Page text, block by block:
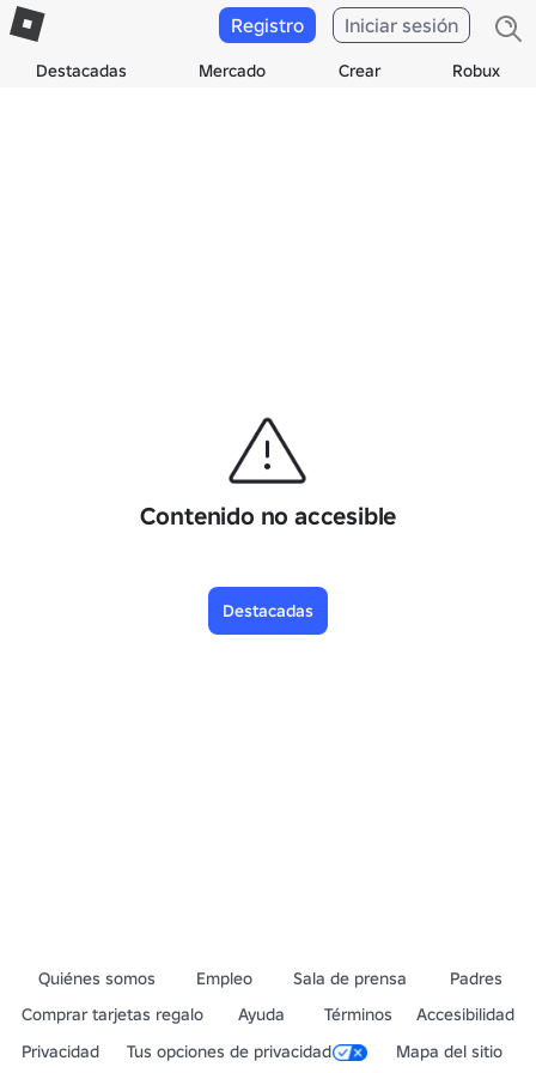
Destacadas Mercado Crear Robux
Registro Iniciar sesión
Contenido no accesible
Destacadas
Quiénes somos Empleo Sala de prensa
Padres
Comprar tarjetas regalo
Ayuda Términos
Accesibilidad
Privacidad
Tus opciones de privacidad Mapa del sitio